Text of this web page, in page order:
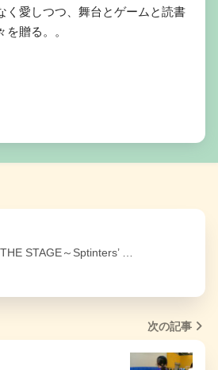
く愛しつつ、舞台とゲームと読書
贈る。。
STAGE～Sptinters’ …
次の記事